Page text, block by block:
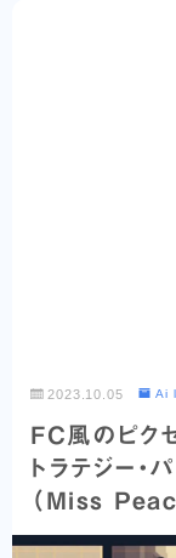
2023.10.05 Ai
FC風のピク
トラテジー・
（Miss Peach